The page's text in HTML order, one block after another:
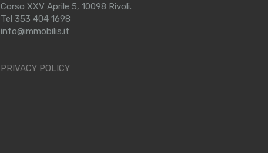
Corso XXV Aprile 5, 10098 Rivoli.
Tel 353 404 1698
info@immobilis.it
PRIVACY POLICY